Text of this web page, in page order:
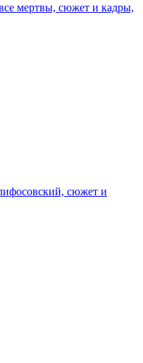
мертвы, сюжет и кадры,
сюжет и